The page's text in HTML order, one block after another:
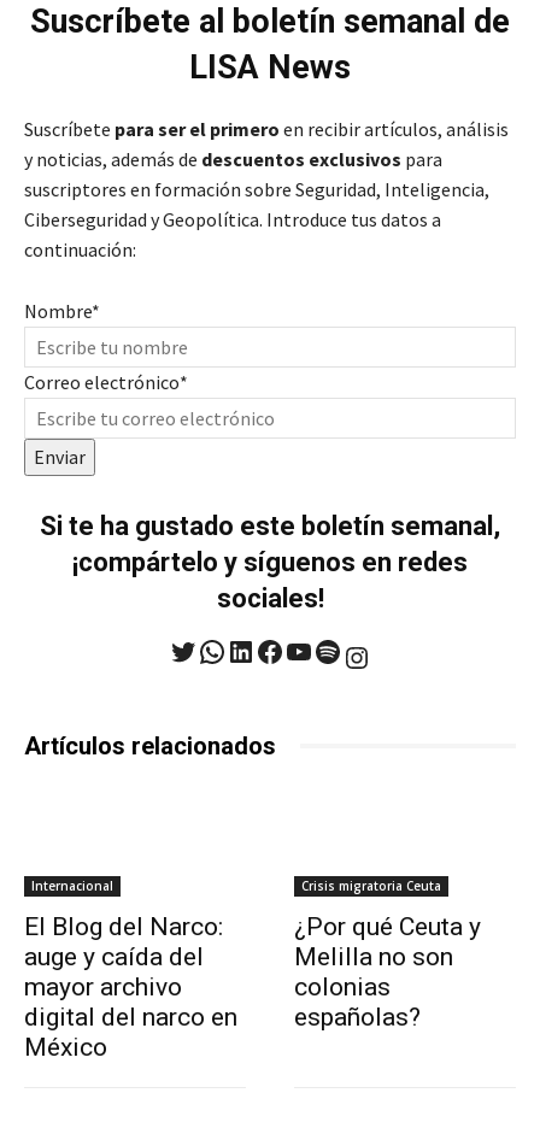
Suscríbete al boletín semanal de
LISA News
Suscríbete para ser el primero en recibir artículos, análisis
y noticias, además de descuentos exclusivos para
suscriptores en formación sobre Seguridad, Inteligencia,
Ciberseguridad y Geopolítica. Introduce tus datos a
continuación:
Nombre*
Correo electrónico*
Enviar
Si te ha gustado este boletín semanal,
¡compártelo y síguenos en redes
sociales!
Twitter WhatsApp LinkedIn Facebook YouTube Spotify Instagram
Artículos relacionados
Internacional
El Blog del Narco:
auge y caída del
mayor archivo
digital del narco en
México
Crisis migratoria Ceuta
¿Por qué Ceuta y
Melilla no son
colonias
españolas?